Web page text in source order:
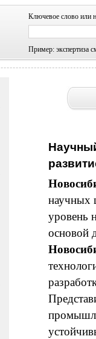
Ключевое слово или
Пример: экспертиза
научных
уровень
основой